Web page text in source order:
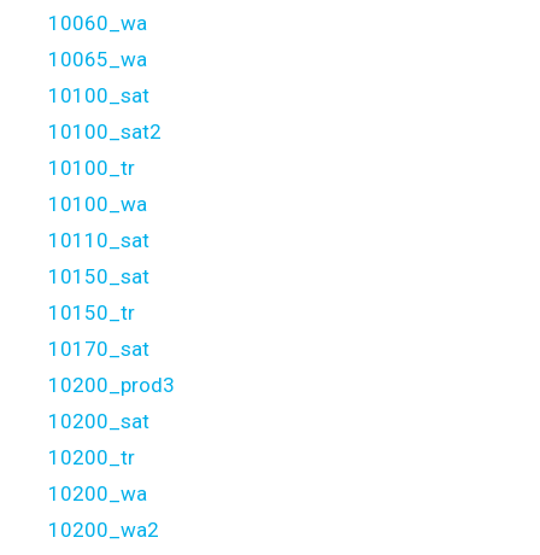
10060_wa
10065_wa
10100_sat
10100_sat2
10100_tr
10100_wa
10110_sat
10150_sat
10150_tr
10170_sat
10200_prod3
10200_sat
10200_tr
10200_wa
10200_wa2